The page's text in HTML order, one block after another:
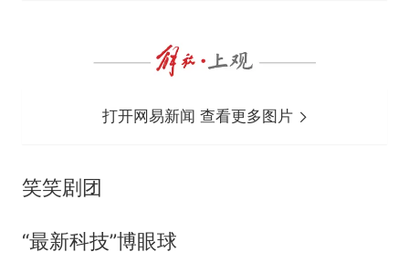
打开网易新闻 查看更多图片
笑笑剧团
“最新科技”博眼球